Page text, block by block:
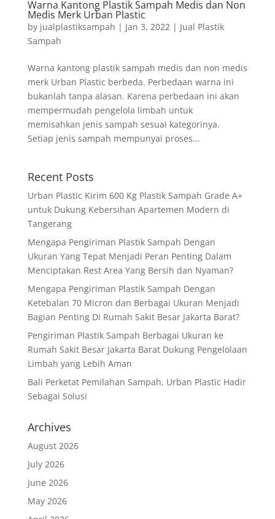
Warna Kantong Plastik Sampah Medis dan Non
Medis Merk Urban Plastic
by jualplastiksampah | Jan 3, 2022| Jual Plastik
Sampah
Warna kantong plastik sampah medis dan non medis
merk Urban Plastic berbeda. Perbedaan warna ini
bukanlah tanpa alasan. Karena perbedaan ini akan
mempermudah pengelola limbah untuk
memisahkan jenis sampah sesuai kategorinya.
Setiap jenis sampah mempunyai proses...
Recent Posts
Urban Plastic Kirim 600 Kg Plastik Sampah Grade A+
untuk Dukung Kebersihan Apartemen Modern di
Tangerang
Mengapa Pengiriman Plastik Sampah Dengan
Ukuran Yang Tepat Menjadi Peran Penting Dalam
Menciptakan Rest Area Yang Bersih dan Nyaman?
Mengapa Pengiriman Plastik Sampah Dengan
Ketebalan 70 Micron dan Berbagai Ukuran Menjadi
Bagian Penting Di Rumah Sakit Besar Jakarta Barat?
Pengiriman Plastik Sampah Berbagai Ukuran ke
Rumah Sakit Besar Jakarta Barat Dukung Pengelolaan
Limbah yang Lebih Aman
Bali Perketat Pemilahan Sampah, Urban Plastic Hadir
Sebagai Solusi
Archives
August 2026
July 2026
June 2026
May 2026